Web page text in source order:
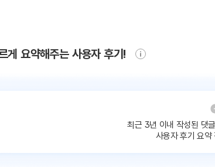
게 요약해주는 사용자 후기!
최근 3년 이내 작성된 댓글
사용자 후기 요약